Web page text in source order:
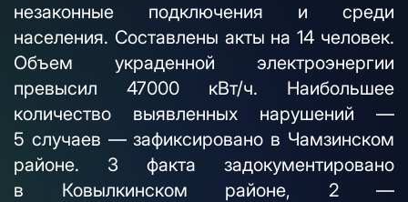
незаконные подключения и среди
населения. Составлены акты на 14 человек.
Объем украденной электроэнергии
превысил 47000 кВт/ч. Наибольшее
количество выявленных нарушений —
5 случаев — зафиксировано в Чамзинском
районе. 3 факта задокументировано
в Ковылкинском районе, 2 —